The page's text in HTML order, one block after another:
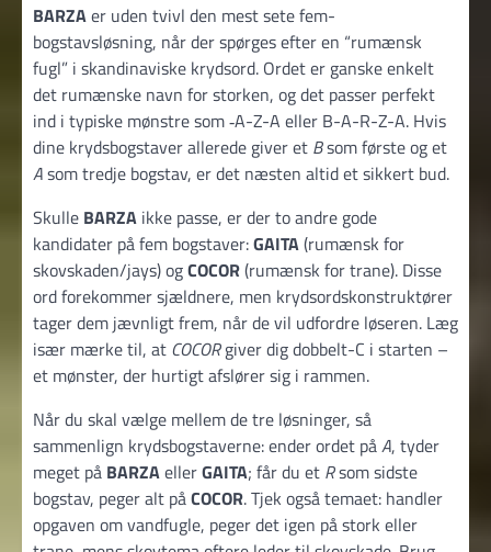
BARZAer uden tvivl den mest sete fem-
bogstavsløsning, når der spørges efter en “rumænsk
fugl” i skandinaviske krydsord. Ordet er ganske enkelt
det rumænske navn for storken, og det passer perfekt
ind i typiske mønstre som ‑A-Z-A eller B-A-R-Z-A. Hvis
dine krydsbogstaver allerede giver et Bsom første og et
Asom tredje bogstav, er det næsten altid et sikkert bud.
Skulle BARZA ikke passe, er der to andre gode
kandidater på fem bogstaver:GAITA(rumænsk for
skovskaden/jays) ogCOCOR(rumænsk for trane). Disse
ord forekommer sjældnere, men krydsordskonstruktører
tager dem jævnligt frem, når de vil udfordre løseren. Læg
især mærke til, at COCORgiver dig dobbelt-C i starten –
et mønster, der hurtigt afslører sig i rammen.
Når du skal vælge mellem de tre løsninger, så
sammenlign krydsbogstaverne: ender ordet påA, tyder
meget på BARZAellerGAITA; får du et Rsom sidste
bogstav, peger alt påCOCOR. Tjek også temaet: handler
opgaven om vandfugle, peger det igen på stork eller